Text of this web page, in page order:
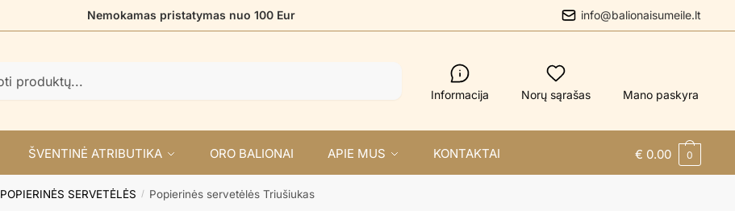
Nemokamas pristatymas nuo 100 Eur info@balionaisumeile.lt
Informacija Norų sąrašas Mano paskyra
ŠVENTINĖ ATRIBUTIKA ORO BALIONAI APIE MUS KONTAKTAI € 0.00 0
POPIERINĖS SERVETĖLĖS / Popierinės servetėlės Triušiukas